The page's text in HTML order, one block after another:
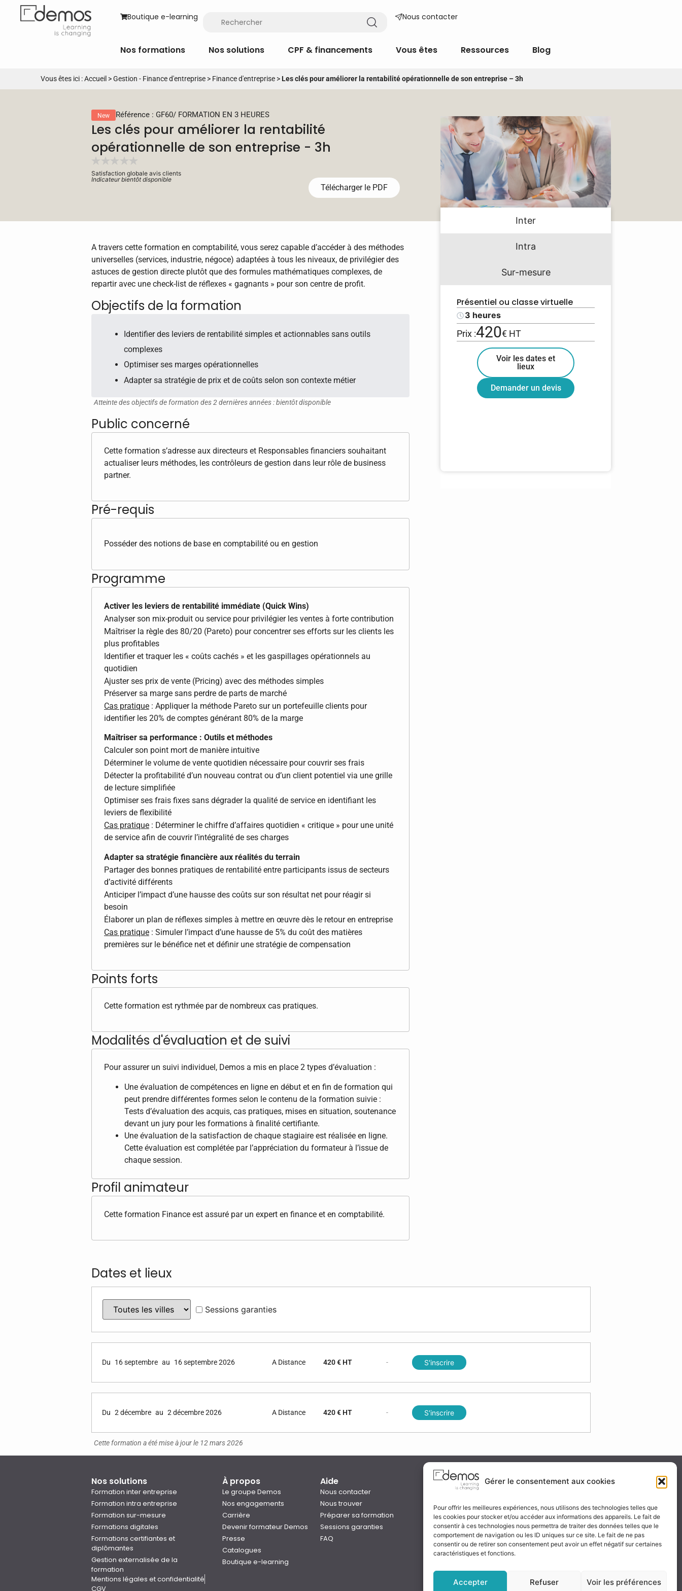
Gérer le consentement aux cookies
Pour offrir les meilleures expériences, nous utilisons des technologies telles que
les cookies pour stocker et/ou accéder aux informations des appareils. Le fait de
consentir à ces technologies nous permettra de traiter des données telles que le
comportement de navigation ou les ID uniques sur ce site. Le fait de ne pas
consentir ou de retirer son consentement peut avoir un effet négatif sur certaines
caractéristiques et fonctions.
Accepter Refuser Voir les préférences
Boutique e-learning Nous contacter
Nos formations Nos solutions CPF & financements Vous êtes Ressources Blog
Vous êtes ici :Accueil >Gestion - Finance d'entreprise > Finance d'entreprise >Les clés pour améliorer la rentabilité opérationnelle de son entreprise – 3h
Inter
Intra
Sur-mesure
Présentiel ou classe virtuelle
3 heures
Prix :420€ HT
Voir les dates et
lieux
Demander un devis
New Référence : GF60/ FORMATION EN 3 HEURES
Les clés pour améliorer la rentabilité
opérationnelle de son entreprise - 3h
Satisfaction globale avis clients
Indicateur bientôt disponible
Télécharger le PDF
A travers cette formation en comptabilité, vous serez capable d’accéder à des méthodes
universelles (services, industrie, négoce) adaptées à tous les niveaux, de privilégier des
astuces de gestion directe plutôt que des formules mathématiques complexes, de
repartir avec une check-list de réflexes « gagnants » pour son centre de profit.
Objectifs de la formation
Identifier des leviers de rentabilité simples et actionnables sans outils
complexes
Optimiser ses marges opérationnelles
Adapter sa stratégie de prix et de coûts selon son contexte métier
Atteinte des objectifs de formation des 2 dernières années : bientôt disponible
Public concerné
Cette formation s’adresse aux directeurs et Responsables financiers souhaitant
actualiser leurs méthodes, les contrôleurs de gestion dans leur rôle de business
partner.
Pré-requis
Posséder des notions de base en comptabilité ou en gestion
Programme
Activer les leviers de rentabilité immédiate (Quick Wins)
Analyser son mix-produit ou service pour privilégier les ventes à forte contribution
Maîtriser la règle des 80/20 (Pareto) pour concentrer ses efforts sur les clients les
plus profitables
Identifier et traquer les « coûts cachés » et les gaspillages opérationnels au
quotidien
Ajuster ses prix de vente (Pricing) avec des méthodes simples
Préserver sa marge sans perdre de parts de marché
Cas pratique : Appliquer la méthode Pareto sur un portefeuille clients pour
identifier les 20% de comptes générant 80% de la marge
Maîtriser sa performance : Outils et méthodes
Calculer son point mort de manière intuitive
Déterminer le volume de vente quotidien nécessaire pour couvrir ses frais
Détecter la profitabilité d’un nouveau contrat ou d’un client potentiel via une grille
de lecture simplifiée
Optimiser ses frais fixes sans dégrader la qualité de service en identifiant les
leviers de flexibilité
Cas pratique : Déterminer le chiffre d’affaires quotidien « critique » pour une unité
de service afin de couvrir l’intégralité de ses charges
Adapter sa stratégie financière aux réalités du terrain
Partager des bonnes pratiques de rentabilité entre participants issus de secteurs
d’activité différents
Anticiper l’impact d’une hausse des coûts sur son résultat net pour réagir si
besoin
Élaborer un plan de réflexes simples à mettre en œuvre dès le retour en entreprise
Cas pratique : Simuler l’impact d’une hausse de 5% du coût des matières
premières sur le bénéfice net et définir une stratégie de compensation
Points forts
Cette formation est rythmée par de nombreux cas pratiques.
Modalités d'évaluation et de suivi
Pour assurer un suivi individuel, Demos a mis en place 2 types d’évaluation :
Une évaluation de compétences en ligne en début et en fin de formation qui
peut prendre différentes formes selon le contenu de la formation suivie :
Tests d’évaluation des acquis, cas pratiques, mises en situation, soutenance
devant un jury pour les formations à finalité certifiante.
Une évaluation de la satisfaction de chaque stagiaire est réalisée en ligne.
Cette évaluation est complétée par l’appréciation du formateur à l’issue de
chaque session.
Profil animateur
Cette formation Finance est assuré par un expert en finance et en comptabilité.
Dates et lieux
Sessions garanties
Du 16 septembre au 16 septembre 2026 A Distance 420 € HT - S'inscrire
Du 2 décembre au 2 décembre 2026 A Distance 420 € HT - S'inscrire
Cette formation a été mise à jour le 12 mars 2026
Nos solutions
Formation inter entreprise
Formation intra entreprise
Formation sur-mesure
Formations digitales
Formations certifiantes et
diplômantes
Gestion externalisée de la
formation
Mentions légales et confidentialité
CGV
À propos
Le groupe Demos
Nos engagements
Carrière
Devenir formateur Demos
Presse
Catalogues
Boutique e-learning
Aide
Nous contacter
Nous trouver
Préparer sa formation
Sessions garanties
FAQ
Qualité & certification
Notre certificat
Rejoignez-nous